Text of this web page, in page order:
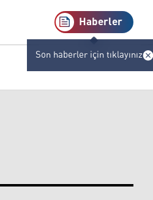
Haberler
Son haberler için tıklayınız